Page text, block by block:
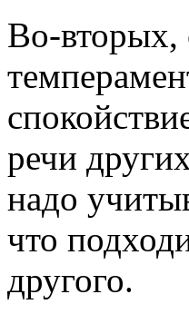
Во-вторых,
речи
надо
что
другого.